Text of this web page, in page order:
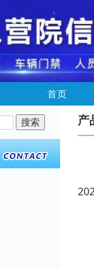
首页
产